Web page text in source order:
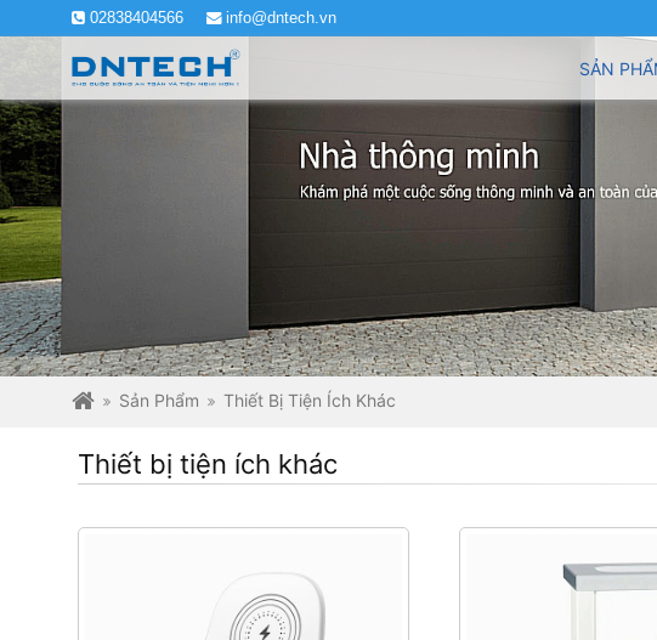
02838404566 info@dntech.vn
SẢN
Sản Phẩm Thiết Bị Tiện Ích Khác
Thiết bị tiện ích khác